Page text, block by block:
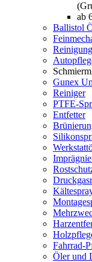
ab
Ballistol
Gunex
Reiniger
PTFE-
Entfetter
Fahrrad-
Öler und